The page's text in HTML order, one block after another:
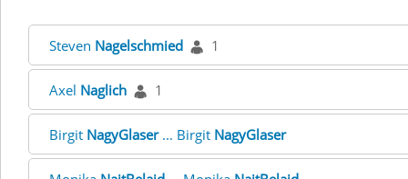
Steven Nagelschmied 1
Axel Naglich 1
Birgit NagyGlaser... Birgit NagyGlaser